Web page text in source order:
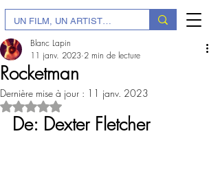
Rocketman
Blanc Lapin
11 janv. 2023 2 min de lecture
Dernière mise à jour : 11 janv. 2023
Noté NaN étoiles sur 5.
De: Dexter Fletcher